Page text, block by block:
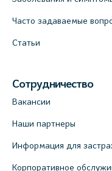
д.3, В.О.
Лабораторный
Часто задаваемые
Статьи
Сотрудничество
Вакансии
Наши партнеры
Информация для
Корпоративное